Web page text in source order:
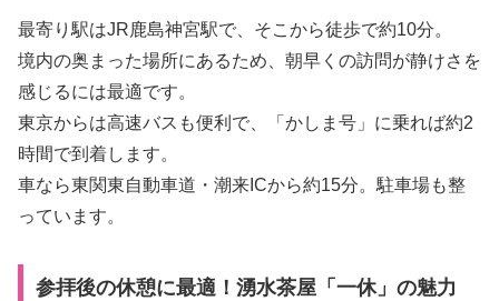
最寄り駅はJR鹿島神宮駅で、そこから徒歩で約10分。
境内の奥まった場所にあるため、朝早くの訪問が静けさを
感じるには最適です。
東京からは高速バスも便利で、「かしま号」に乗れば約2
時間で到着します。
車なら東関東自動車道・潮来ICから約15分。駐車場も整
っています。
参拝後の休憩に最適！湧水茶屋「一休」の魅力